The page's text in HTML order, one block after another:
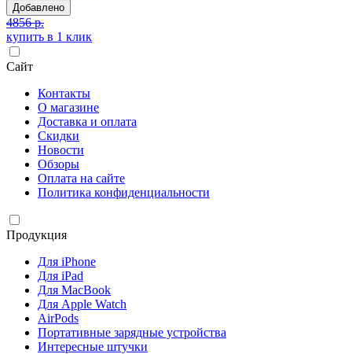
Добавлено
4856 р.
купить в 1 клик
Сайт
Контакты
О магазине
Доставка и оплата
Скидки
Новости
Обзоры
Оплата на сайте
Политика конфиденциальности
Продукция
Для iPhone
Для iPad
Для MacBook
Для Apple Watch
AirPods
Портативные зарядные устройства
Интересные штучки